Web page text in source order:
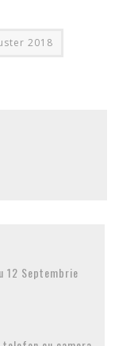
2018
12 Septembrie